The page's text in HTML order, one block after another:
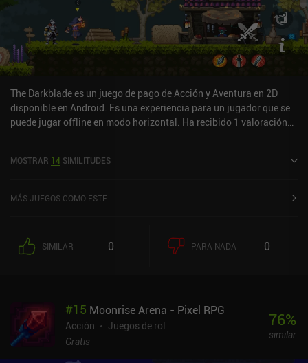
The Darkblade es un juego de pago de Acción y Aventura en 2D
disponible en Android. Es una experiencia para un jugador que se
puede jugar offline en modo horizontal. Ha recibido 1 valoración
MOSTRAR 14 SIMILITUDES
MÁS JUEGOS COMO ESTE
SIMILAR 0 PARA NADA 0
#15 Moonrise Arena - Pixel RPG
Acción
Juegos de rol
Gratis
76%
similar